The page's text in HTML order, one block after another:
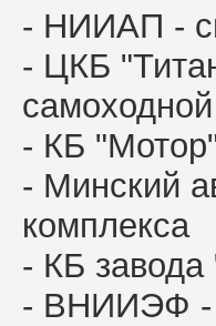
- НИИАП -
- ЦКБ
- КБ
- Минский
комплекса
- КБ завода
- ВНИИЭФ -